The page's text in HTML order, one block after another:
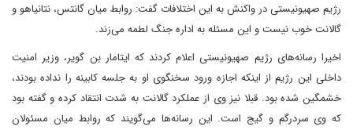
رژیم صهیونیستی در واکنش به این اختلافات گفت: روابط میان گانتس، نتانیاهو و
گالانت خوب نیست و این مسئله به اداره جنگ لطمه می‌زند.
اخیرا رسانه‌های رژیم صهیونیستی اعلام کردند که ایتامار بن گویر، وزیر امنیت
داخلی این رژیم از اینکه اجازه ورود سخنگوی او به جلسه کابینه را نداده بودند،
خشمگین شده بود. قبلا نیز وی از عملکرد گالانت به شدت انتقاد کرده و گفته بود
که وی سردرگم و گیج است. این رسانه‌ها می‌گویند که روابط میان مسئولان